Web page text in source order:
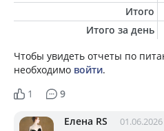
Итого
Итого за день
Чтобы увидеть отчеты по
необходимо войти.
1
9
Елена RS